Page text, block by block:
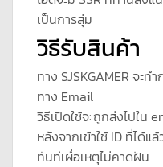
เป็นการสุ่ม
วิธีรับสินค้า
ทาง SJSKGAMER จะท
ทาง Email
วิธีเปิดใช้จะถูกส่งไปใน
หลังจากเข้าใช้ ID ที่ได้แ
ทันทีเผื่อเหตุไม่คาดฝัน